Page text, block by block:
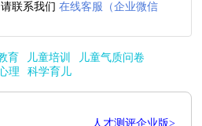
联系我们在线客服（企业微信
育 儿童培训
儿童气质问卷
理 科学育儿
人才测评企业版>